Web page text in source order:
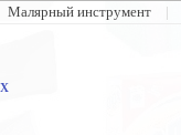
Малярный инструмент |